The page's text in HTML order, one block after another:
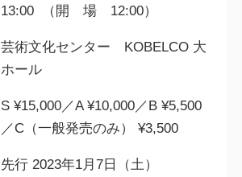
13:00 （開 場 12:00）
芸術文化センター KOBELCO 大
ホール
S ¥15,000／A ¥10,000／B ¥5,500
／C（一般発売のみ） ¥3,500
先行 2023年1月7日（土）